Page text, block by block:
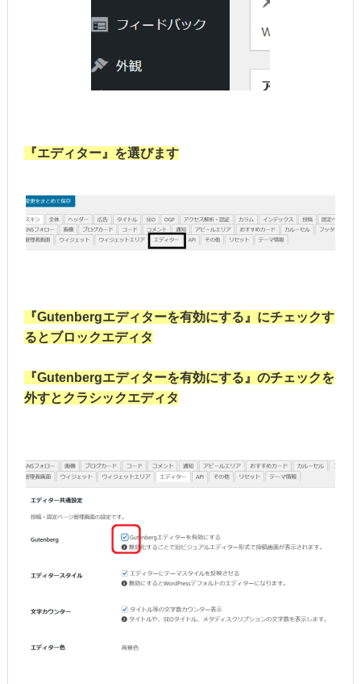
『エディター』を選びます
『Gutenbergエディターを有効にする』にチェックす
るとブロックエディタ
『Gutenbergエディターを有効にする』のチェックを
外すとクラシックエディタ